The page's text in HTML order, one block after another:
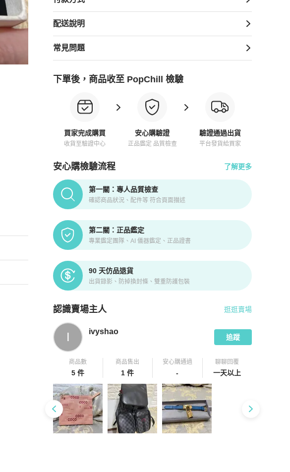
配送說明
常見問題
下單後，商品收至 PopChill 檢驗
買家完成購買
收貨至驗證中心
安心購驗證
正品鑑定 品質檢查
驗證通過出貨
平台發貨給買家
安心購檢驗流程 了解更多
PopChill拍拍圈正品驗證、安心購檢驗流程介紹
第一關：專人品質檢查
確認商品狀況、配件等 符合頁面描述
第二關：正品鑑定
專業鑑定團隊、AI 儀器鑑定、正品證書
90 天仿品退貨
出貨錄影、防掉換封條、雙重防護包裝
認識賣場主人
PopChill 拍拍圈嚴選賣家
逛逛賣場
I ivyshao
追蹤
商品數
5 件
商品售出
1 件
安心購通過
-
聊聊回覆
一天以上